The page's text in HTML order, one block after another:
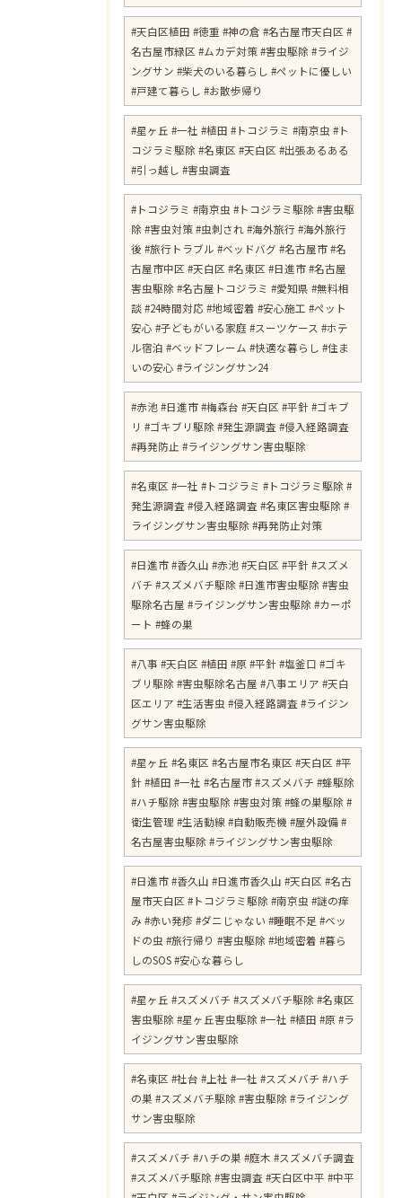
#天白区植田 #徳重 #神の倉 #名古屋市天白区 #
名古屋市緑区 #ムカデ対策 #害虫駆除 #ライジ
ングサン #柴犬のいる暮らし #ペットに優しい
#戸建て暮らし #お散歩帰り
#星ヶ丘 #一社 #植田 #トコジラミ #南京虫 #ト
コジラミ駆除 #名東区 #天白区 #出張あるある
#引っ越し #害虫調査
#トコジラミ #南京虫 #トコジラミ駆除 #害虫駆
除 #害虫対策 #虫刺され #海外旅行 #海外旅行
後 #旅行トラブル #ベッドバグ #名古屋市 #名
古屋市中区 #天白区 #名東区 #日進市 #名古屋
害虫駆除 #名古屋トコジラミ #愛知県 #無料相
談 #24時間対応 #地域密着 #安心施工 #ペット
安心 #子どもがいる家庭 #スーツケース #ホテ
ル宿泊 #ベッドフレーム #快適な暮らし #住ま
いの安心 #ライジングサン24
#赤池 #日進市 #梅森台 #天白区 #平針 #ゴキブ
リ #ゴキブリ駆除 #発生源調査 #侵入経路調査
#再発防止 #ライジングサン害虫駆除
#名東区 #一社 #トコジラミ #トコジラミ駆除 #
発生源調査 #侵入経路調査 #名東区害虫駆除 #
ライジングサン害虫駆除 #再発防止対策
#日進市 #香久山 #赤池 #天白区 #平針 #スズメ
バチ #スズメバチ駆除 #日進市害虫駆除 #害虫
駆除名古屋 #ライジングサン害虫駆除 #カーポ
ート #蜂の巣
#八事 #天白区 #植田 #原 #平針 #塩釜口 #ゴキ
ブリ駆除 #害虫駆除名古屋 #八事エリア #天白
区エリア #生活害虫 #侵入経路調査 #ライジン
グサン害虫駆除
#星ヶ丘 #名東区 #名古屋市名東区 #天白区 #平
針 #植田 #一社 #名古屋市 #スズメバチ #蜂駆除
#ハチ駆除 #害虫駆除 #害虫対策 #蜂の巣駆除 #
衛生管理 #生活動線 #自動販売機 #屋外設備 #
名古屋害虫駆除 #ライジングサン害虫駆除
​#日進市 #香久山 #日進市香久山 #天白区 #名古
屋市天白区 #トコジラミ駆除 #南京虫 #謎の痒
み #赤い発疹 #ダニじゃない #睡眠不足 #ベッ
ドの虫 #旅行帰り #害虫駆除 #地域密着 #暮ら
しのSOS #安心な暮らし
#星ヶ丘 #スズメバチ #スズメバチ駆除 #名東区
害虫駆除 #星ヶ丘害虫駆除 #一社 #植田 #原 #ラ
イジングサン害虫駆除
#名東区 #社台 #上社 #一社 #スズメバチ #ハチ
の巣 #スズメバチ駆除 #害虫駆除 #ライジング
サン害虫駆除
#スズメバチ #ハチの巣 #庭木 #スズメバチ調査
#スズメバチ駆除 #害虫調査 #天白区中平 #中平